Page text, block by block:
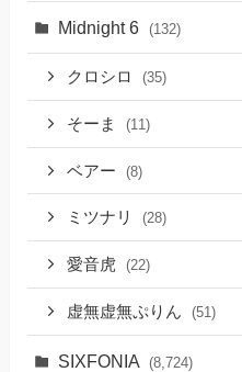
Midnight 6 (132)
クロシロ (35)
そーま (11)
ベアー (8)
ミツナリ (28)
愛音虎 (22)
虚無虚無ぷりん (51)
SIXFONIA (8,724)